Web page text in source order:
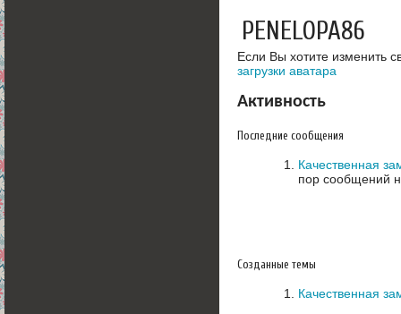
PENELOPA86
Если Вы хотите изменить
загрузки аватара
Активность
Последние сообщения
Качественная
пор сообщений
Созданные темы
Качественная